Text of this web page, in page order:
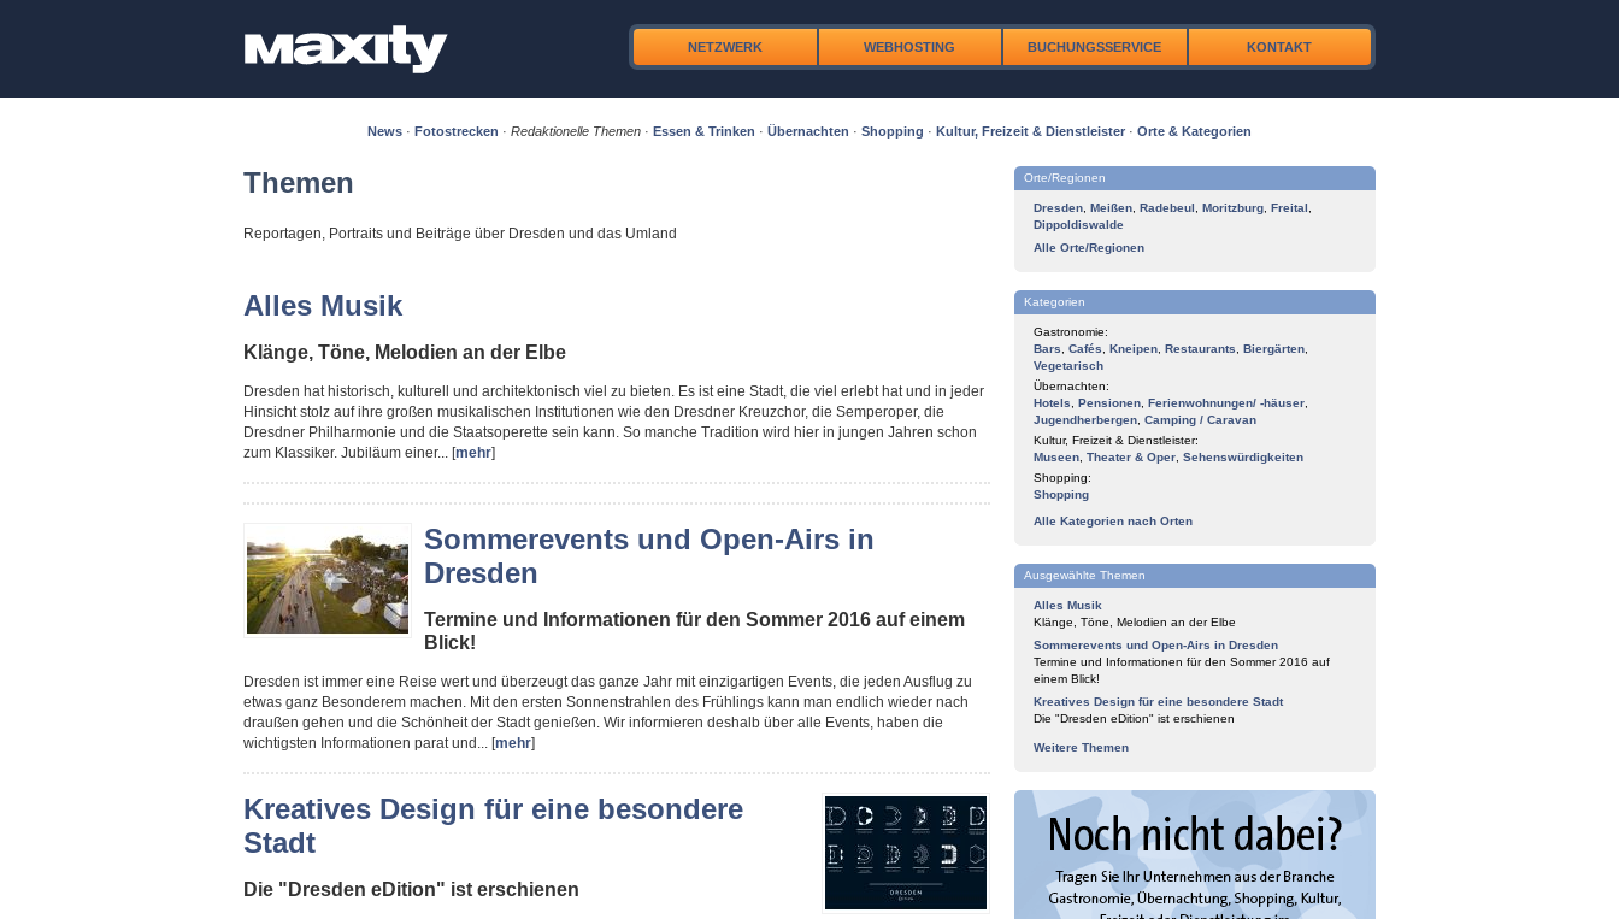
NETZWERK WEBHOSTING BUCHUNGSSERVICE KONTAKT
News · Fotostrecken · Redaktionelle Themen · Essen & Trinken · Übernachten · Shopping · Kultur, Freizeit & Dienstleister · Orte & Kategorien
Themen
Reportagen, Portraits und Beiträge über Dresden und das Umland
Alles Musik
Klänge, Töne, Melodien an der Elbe
Dresden hat historisch, kulturell und architektonisch viel zu bieten. Es ist eine Stadt, die viel erlebt hat und in jeder
Hinsicht stolz auf ihre großen musikalischen Institutionen wie den Dresdner Kreuzchor, die Semperoper, die
Dresdner Philharmonie und die Staatsoperette sein kann. So manche Tradition wird hier in jungen Jahren schon
zum Klassiker. Jubiläum einer... [mehr]
Sommerevents und Open-Airs in
Dresden
Termine und Informationen für den Sommer 2016 auf einem
Blick!
Dresden ist immer eine Reise wert und überzeugt das ganze Jahr mit einzigartigen Events, die jeden Ausflug zu
etwas ganz Besonderem machen. Mit den ersten Sonnenstrahlen des Frühlings kann man endlich wieder nach
draußen gehen und die Schönheit der Stadt genießen. Wir informieren deshalb über alle Events, haben die
wichtigsten Informationen parat und... [mehr]
Kreatives Design für eine besondere
Stadt
Die "Dresden eDition" ist erschienen
Orte/Regionen
Dresden Meißen Radebeul Moritzburg Freital
Dippoldiswalde
Alle Orte/Regionen
Kategorien
Gastronomie:
Bars
Cafés Kneipen Restaurants Biergärten
Vegetarisch
Übernachten:
Hotels
Pensionen Ferienwohnungen/ -häuser
Jugendherbergen Camping / Caravan
Kultur, Freizeit & Dienstleister:
Museen Theater & Oper Sehenswürdigkeiten
Shopping:
Shopping
Alle Kategorien nach Orten
Ausgewählte Themen
Alles Musik
Klänge, Töne, Melodien an der Elbe
Sommerevents und Open-Airs in Dresden
Termine und Informationen für den Sommer 2016 auf
einem Blick!
Kreatives Design für eine besondere Stadt
Die "Dresden eDition" ist erschienen
Weitere Themen